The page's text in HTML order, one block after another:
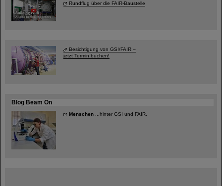
Rundflug über die FAIR-Baustelle
Besichtigung von GSI/FAIR –
jetzt Termin buchen!
Blog Beam On
Menschen ...hinter GSI und FAIR.